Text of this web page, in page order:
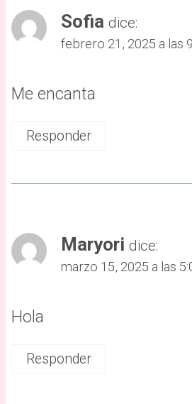
Sofia dice:
febrero 21, 2025 a las
Me encanta
Responder
Maryori dice:
marzo 15, 2025 a las
Hola
Responder